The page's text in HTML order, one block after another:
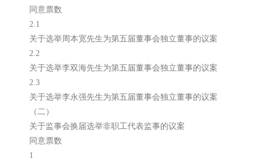
同意票数
2.1
关于选举周本宽先生为第五届董事会独立董事的议案
2.2
关于选举李双海先生为第五届董事会独立董事的议案
2.3
关于选举李永强先生为第五届董事会独立董事的议案
（二）
关于监事会换届选举非职工代表监事的议案
同意票数
1